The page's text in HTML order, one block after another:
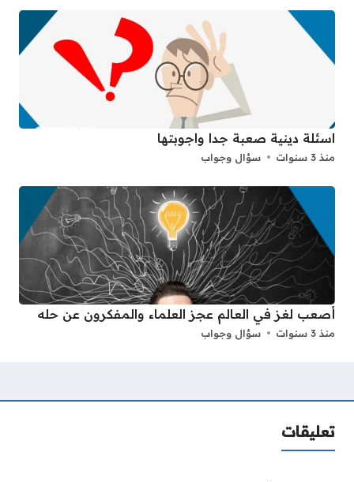
اسئلة دينية صعبة جدا واجوبتها
منذ 3 سنوات سؤال وجواب
أصعب لغز في العالم عجز العلماء والمفكرون عن حله
منذ 3 سنوات سؤال وجواب
تعليقات